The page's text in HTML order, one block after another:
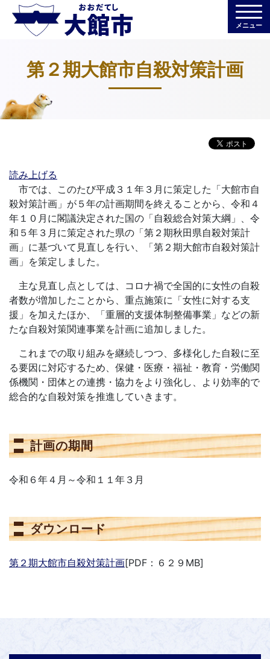
メニュー
第２期大館市自殺対策計画
読み上げる
市では、このたび平成３１年３月に策定した「大館市自
殺対策計画」が５年の計画期間を終えることから、令和４
年１０月に閣議決定された国の「自殺総合対策大綱」、令
和５年３月に策定された県の「第２期秋田県自殺対策計
画」に基づいて見直しを行い、「第２期大館市自殺対策計
画」を策定しました。
主な見直し点としては、コロナ禍で全国的に女性の自殺
者数が増加したことから、重点施策に「女性に対する支
援」を加えたほか、「重層的支援体制整備事業」などの新
たな自殺対策関連事業を計画に追加しました。
これまでの取り組みを継続しつつ、多様化した自殺に至
る要因に対応するため、保健・医療・福祉・教育・労働関
係機関・団体との連携・協力をより強化し、より効率的で
総合的な自殺対策を推進していきます。
計画の期間
令和６年４月～令和１１年３月
ダウンロード
第２期大館市自殺対策計画[PDF：６２９MB]